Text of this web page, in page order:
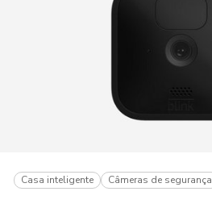
Casa inteligente Câmeras de segurança